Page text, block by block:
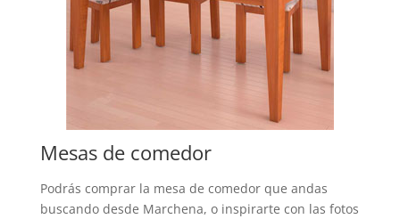
Mesas de comedor
Podrás comprar la mesa de comedor que andas
buscando desde Marchena, o inspirarte con las fotos